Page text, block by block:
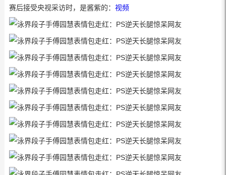
赛后接受央视采访时，是酱紫的： 视频